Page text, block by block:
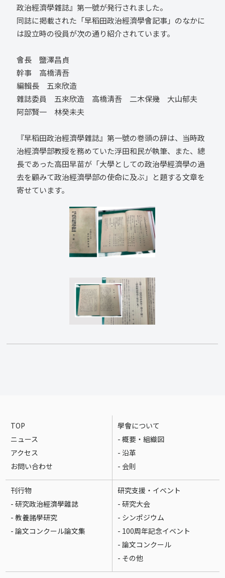
政治經濟學雜誌』第一號が発行されました。
同誌に掲載された「早稻田政治經濟學會記事」のなかに
は設立時の役員が次の通り紹介されています。
會長 鹽澤昌貞
幹事 高橋淸吾
編輯長 五來欣造
雜誌委員 五來欣造 高橋淸吾 二木保幾 大山郁夫
阿部賢一 林癸未夫
『早稻田政治經濟學雜誌』第一號の巻頭の辞は、当時政
治經濟學部教授を務めていた浮田和民が執筆、また、總
長であった高田早苗が「大學としての政治學經濟學の過
去を顧みて政治經濟學部の使命に及ぶ」と題する文章を
寄せています。
TOP
ニュース
アクセス
お問い合わせ
學會について
- 概要・組織図
- 沿革
- 会則
刊行物
- 研究政治經濟學雜誌
- 教養諸學研究
- 論文コンクール論文集
研究支援・イベント
- 研究大会
- シンポジウム
- 100周年記念イベント
- 論文コンクール
- その他